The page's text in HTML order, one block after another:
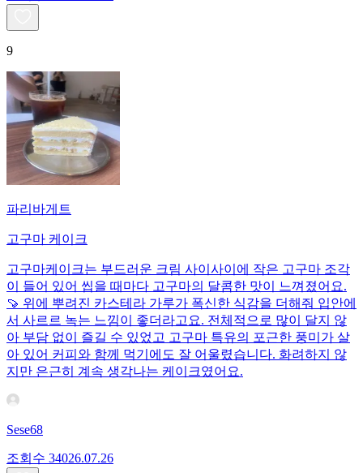
9
파리바게트
고구마 케이크
고구마케이크는 부드러운 크림 사이사이에 작은 고구마 조각
이 들어 있어 씹을 때마다 고구마의 달콤한 맛이 느껴졌어요.
🍠 위에 뿌려진 카스테라 가루가 폭신한 식감을 더해줘 입안에
서 사르르 녹는 느낌이 좋더라고요. 전체적으로 많이 달지 않
아 부담 없이 즐길 수 있었고 고구마 특유의 포근한 풍미가 살
아 있어 커피와 함께 먹기에도 잘 어울렸습니다. 화려하지 않
지만 은근히 계속 생각나는 케이크였어요.
Sese68
조회수 34026.07.26